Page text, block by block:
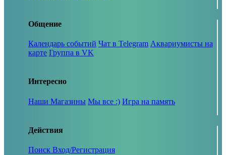
Общение
Календарь событий Чат в Telegram Аквариумисты на
карте Группа в VK
Интересно
Наши Магазины Мы все :) Игра на память
Действия
Поиск Вход/Регистрация